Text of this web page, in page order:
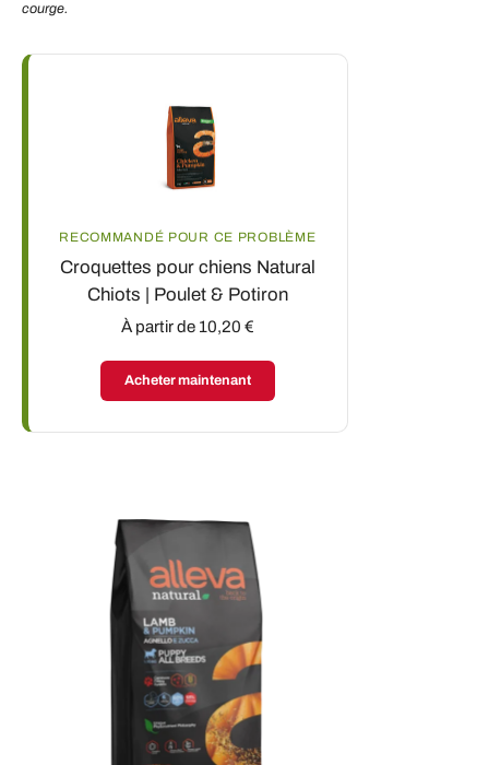
courge.
RECOMMANDÉ POUR CE PROBLÈME
Croquettes pour chiens Natural
Chiots | Poulet & Potiron
À partir de 10,20 €
Acheter maintenant